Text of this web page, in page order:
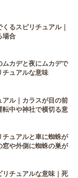
るスピリチュアル｜
場合
カデと夜にムカデで
チュアルな意味
アル｜カラスが目の前
転中や神社で横切る意
ュアルと車に蜘蛛が
や外側に蜘蛛の巣が
リチュアルな意味｜死